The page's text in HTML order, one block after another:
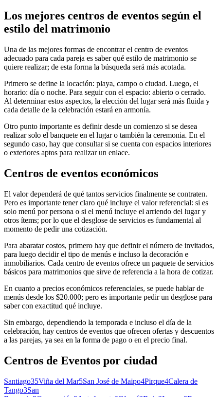
Los mejores centros de eventos según el
estilo del matrimonio
Una de las mejores formas de encontrar el centro de eventos
adecuado para cada pareja es saber qué estilo de matrimonio se
quiere realizar; de esta forma la búsqueda será más acotada.
Primero se define la locación: playa, campo o ciudad. Luego, el
horario: día o noche. Para seguir con el espacio: abierto o cerrado.
Al determinar estos aspectos, la elección del lugar será más fluida y
cada detalle de la celebración estará en armonía.
Otro punto importante es definir desde un comienzo si se desea
realizar solo el banquete en el lugar o también la ceremonia. En el
segundo caso, hay que consultar si se cuenta con espacios interiores
o exteriores aptos para realizar un enlace.
Centros de eventos económicos
El valor dependerá de qué tantos servicios finalmente se contraten.
Pero es importante tener claro qué incluye el valor referencial: si es
solo menú por persona o si el menú incluye el arriendo del lugar y
otros ítems; por lo que el desglose de servicios es fundamental al
momento de pedir una cotización.
Para abaratar costos, primero hay que definir el número de invitados,
para luego decidir el tipo de menús e incluso la decoración e
inmobiliarios. Cada centro de eventos ofrece un paquete de servicios
básicos para matrimonios que sirve de referencia a la hora de cotizar.
En cuanto a precios económicos referenciales, se puede hablar de
menús desde los $20.000; pero es importante pedir un desglose para
saber con exactitud qué incluye.
Sin embargo, dependiendo la temporada e incluso el día de la
celebración, hay centros de eventos que ofrecen ofertas y descuentos
a las parejas, ya sea en la forma de pago o en el precio final.
Centros de Eventos por ciudad
Santiago35Viña del Mar5San José de Maipo4Pirque4Calera de
Tango3San